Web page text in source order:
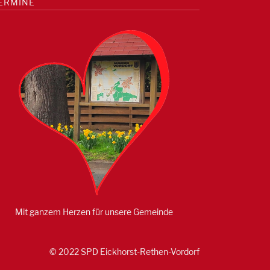
Mit ganzem Herzen für unsere Gemeinde
© 2022 SPD Eickhorst-Rethen-Vordorf